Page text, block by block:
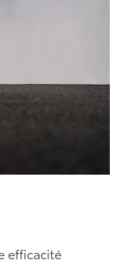
efficacité